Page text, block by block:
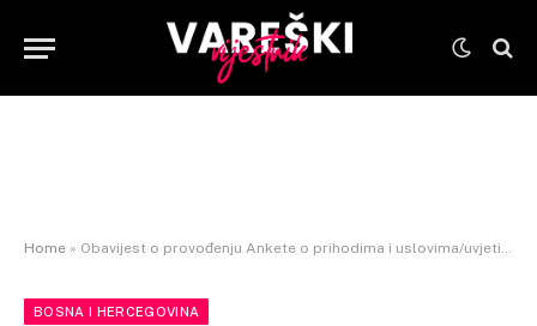
Home » Obavijest o provođenju Ankete o prihodima i uslovima/uvjetima Života u BiH 2024
BOSNA I HERCEGOVINA